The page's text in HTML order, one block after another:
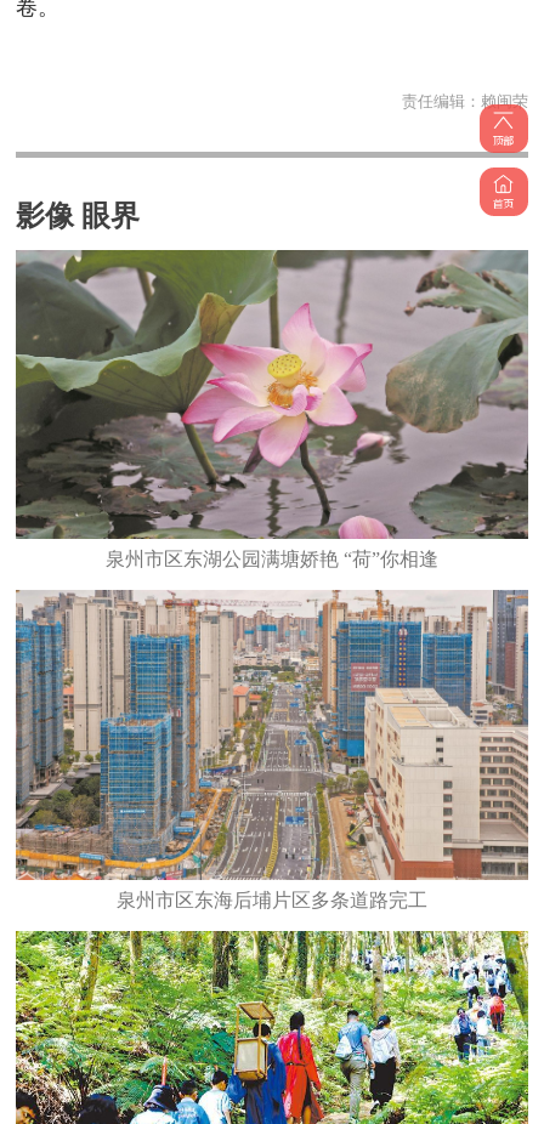
卷。
责任编辑： 赖闽荣
影像 眼界
泉州市区东湖公园满塘娇艳 “荷”你相逢
泉州市区东海后埔片区多条道路完工